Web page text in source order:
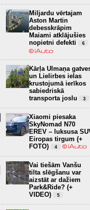
Miljardu vērtajam
Aston Martin
debesskrāpim
Maiami atklājušies
nopietni defekti
6
Kārļa Ulmaņa
un Lielirbes ielas
krustojumā ierīkos
sabiedriskā
transporta joslu
3
Xiaomi piesaka
SkyNomad N70
EREV – luksusa
Eiropas tirgum (+
FOTO)
4
Vai tiešām Vanšu
tilta slēgšanu var
aizstāt ar dažiem
Park&Ride? (+
VIDEO)
5